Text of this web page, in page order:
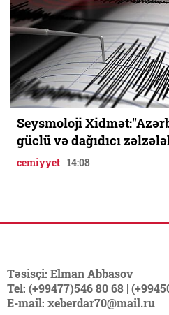
Seysmoloji
güclü və dağıdıcı
cemiyyet 14:08
Təsisçi: Elman Abbasov
Tel: (+99477)546 80 68 |
E-mail: xeberdar70@mail.ru